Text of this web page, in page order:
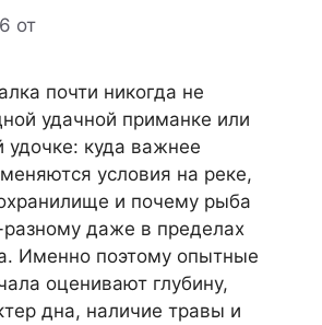
от
почти никогда не
удачной приманке или
удочке: куда важнее
условия на реке,
и почему рыба
даже в пределах
Именно поэтому опытные
оценивают глубину,
дна, наличие травы и